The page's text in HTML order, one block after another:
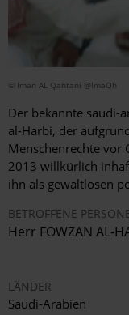
© Iman AL Qahtani @ImaQh
Der bekannte saudi-
al-Harbi, der
Menschenrechte vor
2013 willkürlich
ihn als gewaltlosen
BETROFFENE
Herr FOWZAN AL-
LÄNDER
Saudi-Arabien